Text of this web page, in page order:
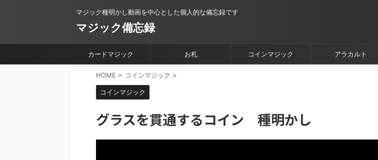
マジック種明かし動画を中心とした個人的な備忘録です
マジック備忘録
カードマジック お札 コインマジック アラカルト
HOME > コインマジック >
コインマジック
グラスを貫通するコイン 種明かし